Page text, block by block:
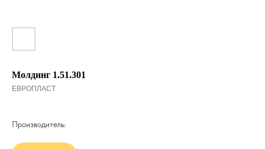
Молдинг 1.51.301
ЕВРОПЛАСТ
Производитель: